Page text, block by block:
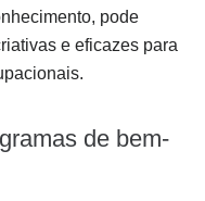
pode
e eficazes para
de bem-